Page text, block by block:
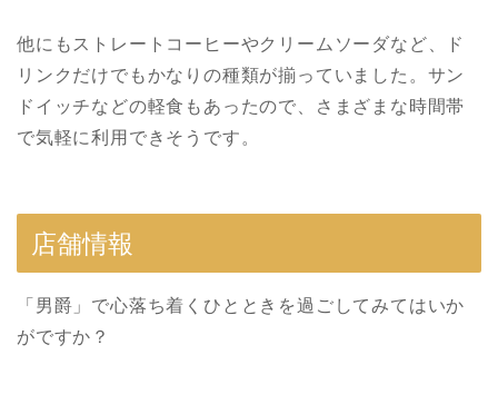
他にもストレートコーヒーやクリームソーダなど、ド
リンクだけでもかなりの種類が揃っていました。サン
ドイッチなどの軽食もあったので、さまざまな時間帯
で気軽に利用できそうです。
店舗情報
「男爵」で心落ち着くひとときを過ごしてみてはいか
がですか？